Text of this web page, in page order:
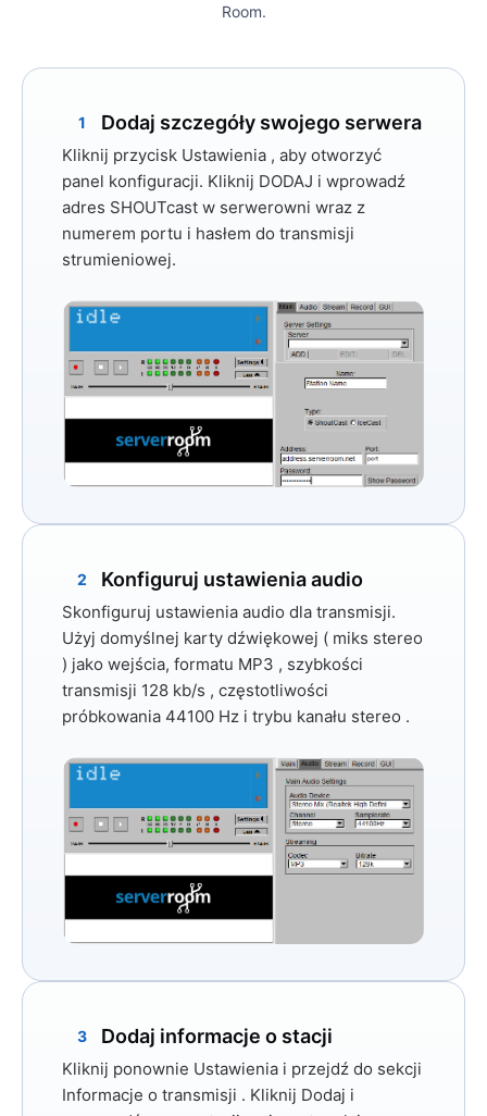
Room.
1 Dodaj szczegóły swojego serwera
Kliknij przycisk Ustawienia , aby otworzyć
panel konfiguracji. Kliknij DODAJ i wprowadź
adres SHOUTcast w serwerowni wraz z
numerem portu i hasłem do transmisji
strumieniowej.
2 Konfiguruj ustawienia audio
Skonfiguruj ustawienia audio dla transmisji.
Użyj domyślnej karty dźwiękowej ( miks stereo
) jako wejścia, formatu MP3 , szybkości
transmisji 128 kb/s , częstotliwości
próbkowania 44100 Hz i trybu kanału stereo .
3 Dodaj informacje o stacji
Kliknij ponownie Ustawienia i przejdź do sekcji
Informacje o transmisji . Kliknij Dodaj i